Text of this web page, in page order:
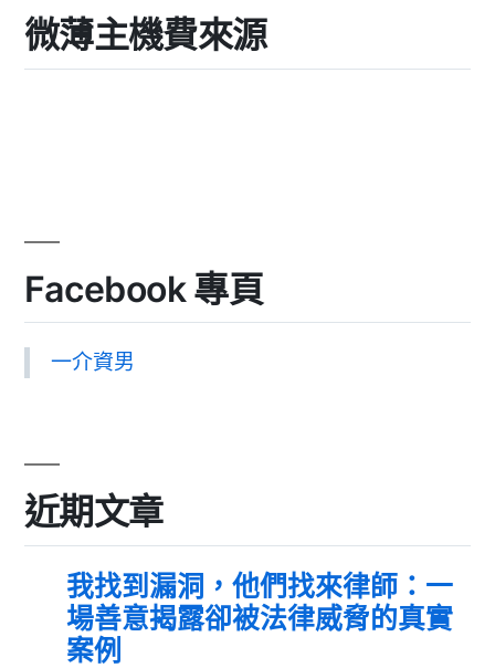
微薄主機費來源
Facebook 專頁
一介資男
近期文章
我找到漏洞，他們找來律師：一
場善意揭露卻被法律威脅的真實
案例